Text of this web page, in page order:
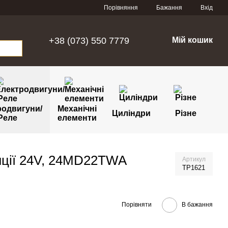
Порівняння Бажання Вхід
+38 (073) 550 7779 Мій кошик
Механічні
елементи
Циліндри Різне
24V, 24MD22TWA Артикул
TP1621
Порівняти В бажання